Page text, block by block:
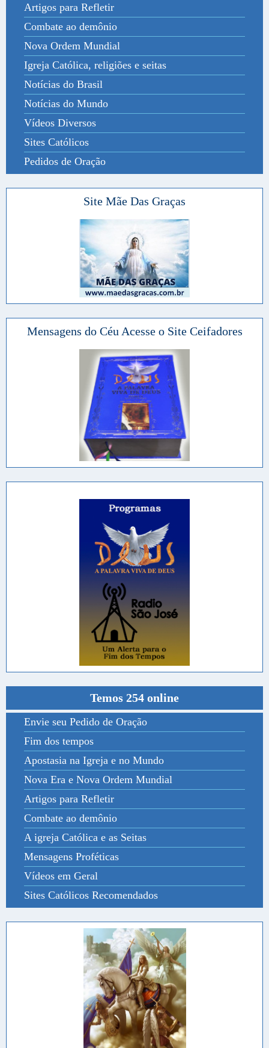
Artigos para Refletir
Combate ao demônio
Nova Ordem Mundial
Igreja Católica, religiões e seitas
Notícias do Brasil
Notícias do Mundo
Vídeos Diversos
Sites Católicos
Pedidos de Oração
Site Mãe Das Graças
Mensagens do Céu Acesse o Site Ceifadores
Temos 254 online
Envie seu Pedido de Oração
Fim dos tempos
Apostasia na Igreja e no Mundo
Nova Era e Nova Ordem Mundial
Artigos para Refletir
Combate ao demônio
A igreja Católica e as Seitas
Mensagens Proféticas
Vídeos em Geral
Sites Católicos Recomendados